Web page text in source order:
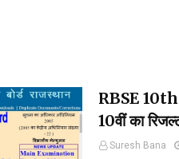
RBSE 10th
10वीं का
Suresh Bana